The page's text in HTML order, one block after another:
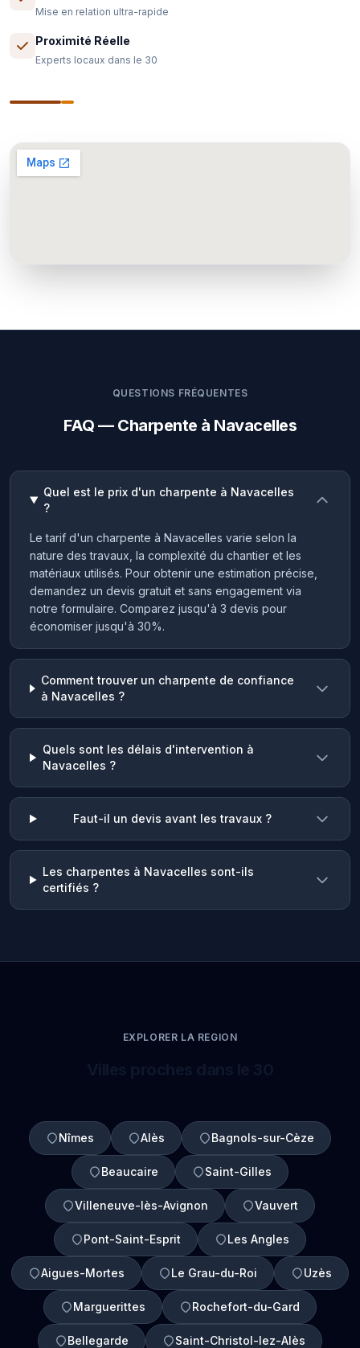
Mise en relation ultra-rapide
Proximité Réelle
Experts locaux dans le 30
QUESTIONS FRÉQUENTES
FAQ — Charpente à Navacelles
Quel est le prix d'un charpente à Navacelles
?
Le tarif d'un charpente à Navacelles varie selon la
nature des travaux, la complexité du chantier et les
matériaux utilisés. Pour obtenir une estimation précise,
demandez un devis gratuit et sans engagement via
notre formulaire. Comparez jusqu'à 3 devis pour
économiser jusqu'à 30%.
Comment trouver un charpente de confiance
à Navacelles ?
Quels sont les délais d'intervention à
Navacelles ?
Faut-il un devis avant les travaux ?
Les charpentes à Navacelles sont-ils
certifiés ?
EXPLORER LA REGION
Nîmes Alès Bagnols-sur-Cèze
Beaucaire Saint-Gilles
Villeneuve-lès-Avignon Vauvert
Pont-Saint-Esprit Les Angles
Aigues-Mortes Le Grau-du-Roi Uzès
Marguerittes Rochefort-du-Gard
Bellegarde Saint-Christol-lez-Alès